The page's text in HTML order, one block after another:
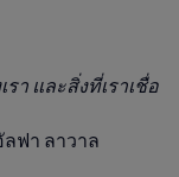
า และสิ่งที่เราเชื่อ
ฟา ลาวาล